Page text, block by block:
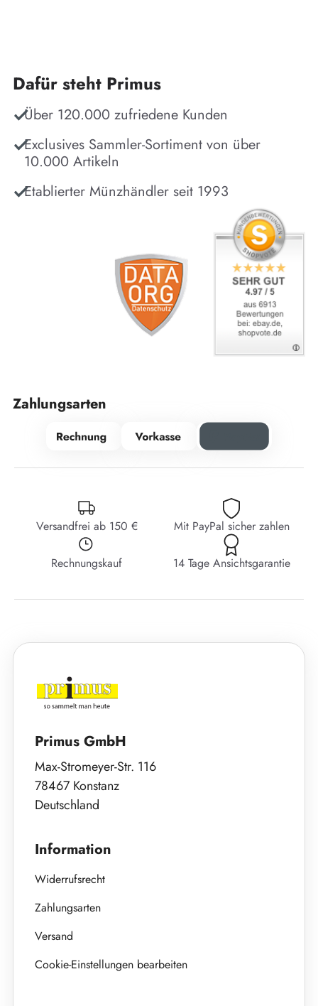
Dafür steht Primus
Über 120.000 zufriedene Kunden
Exclusives Sammler-Sortiment von über
10.000 Artikeln
Etablierter Münzhändler seit 1993
Zahlungsarten
Versandfrei ab 150 € Mit PayPal sicher zahlen
Rechnungskauf 14 Tage Ansichtsgarantie
Primus GmbH
Max-Stromeyer-Str. 116
78467 Konstanz
Deutschland
Information
Widerrufsrecht
Zahlungsarten
Versand
Cookie-Einstellungen bearbeiten